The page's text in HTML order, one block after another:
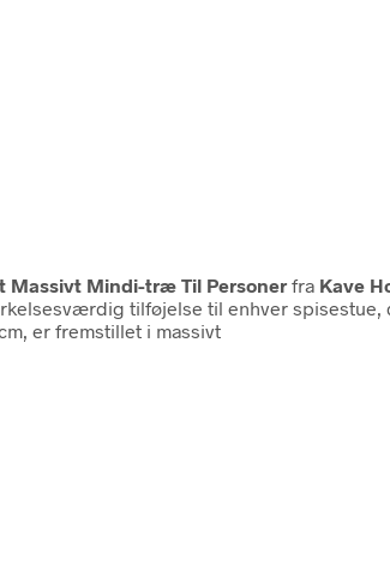
Massivt Mindi-træ Til Personer fra Kave
tilføjelse til enhver
er fremstillet i massivt